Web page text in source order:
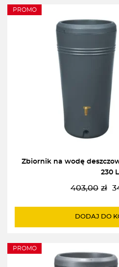
PROMO
Zbiornik na wodę
230 L
403,00 zł
DODAJ DO
PROMO